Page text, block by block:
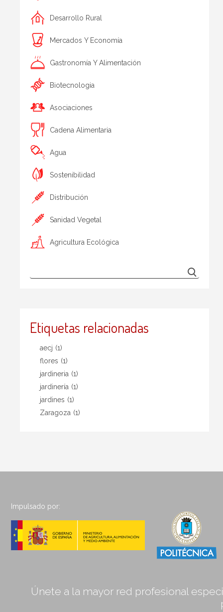
Desarrollo Rural
Mercados Y Economía
Gastronomía Y Alimentación
Biotecnologia
Asociaciones
Cadena Alimentaria
Agua
Sostenibilidad
Distribución
Sanidad Vegetal
Agricultura Ecológica
Etiquetas relacionadas
aecj (1)
flores (1)
jardineria (1)
jardinería (1)
jardines (1)
Zaragoza (1)
Impulsado por:
Únete a la mayor red profesional